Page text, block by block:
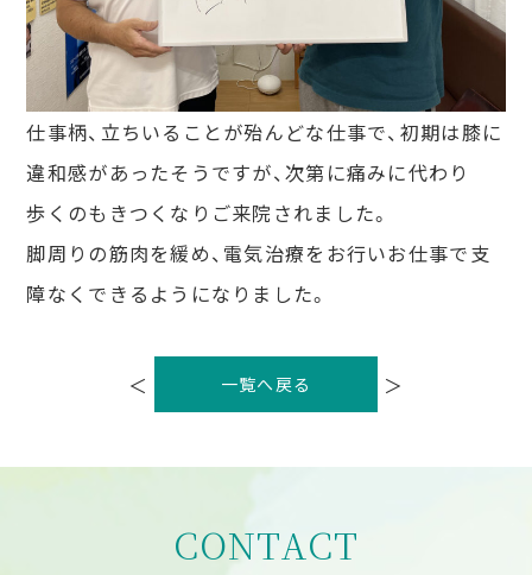
仕事柄、立ちいることが殆んどな仕事で、初期は膝に
違和感があったそうですが、次第に痛みに代わり
歩くのもきつくなりご来院されました。
脚周りの筋肉を緩め、電気治療をお行いお仕事で支
障なくできるようになりました。
＜ ＞
一覧へ戻る
CONTACT